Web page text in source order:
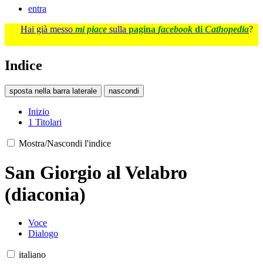
entra
Hai già messo mi piace sulla pagina facebook di Cathopedia?
Indice
sposta nella barra laterale nascondi
Inizio
1 Titolari
Mostra/Nascondi l'indice
San Giorgio al Velabro
(diaconia)
Voce
Dialogo
italiano